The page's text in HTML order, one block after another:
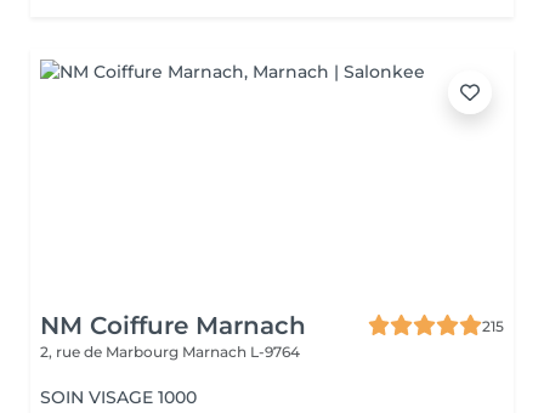
NM Coiffure Marnach
215
2, rue de Marbourg Marnach L-9764
SOIN VISAGE 1000